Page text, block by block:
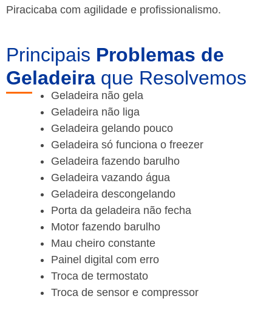
Piracicaba com agilidade e profissionalismo.
Principais Problemas de
Geladeira que Resolvemos
Geladeira não gela
Geladeira não liga
Geladeira gelando pouco
Geladeira só funciona o freezer
Geladeira fazendo barulho
Geladeira vazando água
Geladeira descongelando
Porta da geladeira não fecha
Motor fazendo barulho
Mau cheiro constante
Painel digital com erro
Troca de termostato
Troca de sensor e compressor